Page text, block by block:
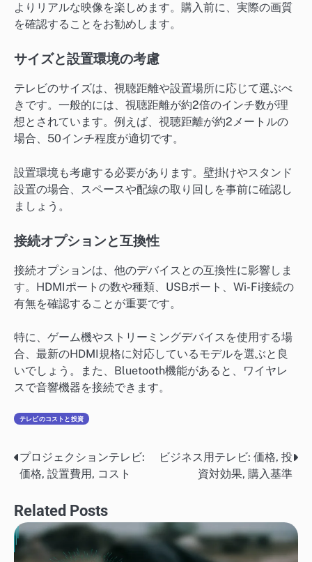
よりリアルな映像を楽しめます。購入前に、実際の画質
を確認することをお勧めします。
サイズと設置環境の考慮
テレビのサイズは、視聴距離や設置場所に応じて選ぶべ
きです。一般的には、視聴距離が約2倍のインチ数が理
想とされています。例えば、視聴距離が約2メートルの
場合、50インチ程度が適切です。
設置環境も考慮する必要があります。壁掛けやスタンド
設置の場合、スペースや配線の取り回しを事前に確認し
ましょう。
接続オプションと互換性
接続オプションは、他のデバイスとの互換性に影響しま
す。HDMIポートの数や種類、USBポート、Wi-Fi接続の
有無を確認することが重要です。
特に、ゲーム機やストリーミングデバイスを使用する場
合、最新のHDMI規格に対応しているモデルを選ぶと良
いでしょう。また、Bluetooth機能があると、ワイヤレ
スで音響機器を接続できます。
テレビのコストと投資
Post
navigation
プロジェクションテレビ:
価格, 設置費用, コスト
ビジネス用テレビ: 価格, 投
資対効果, 購入基準
Related Posts